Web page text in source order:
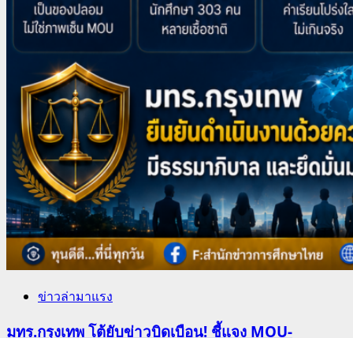
ข่าวล่ามาแรง
มทร.กรุงเทพ โต้ยับข่าวบิดเบือน! ชี้แจง MOU-